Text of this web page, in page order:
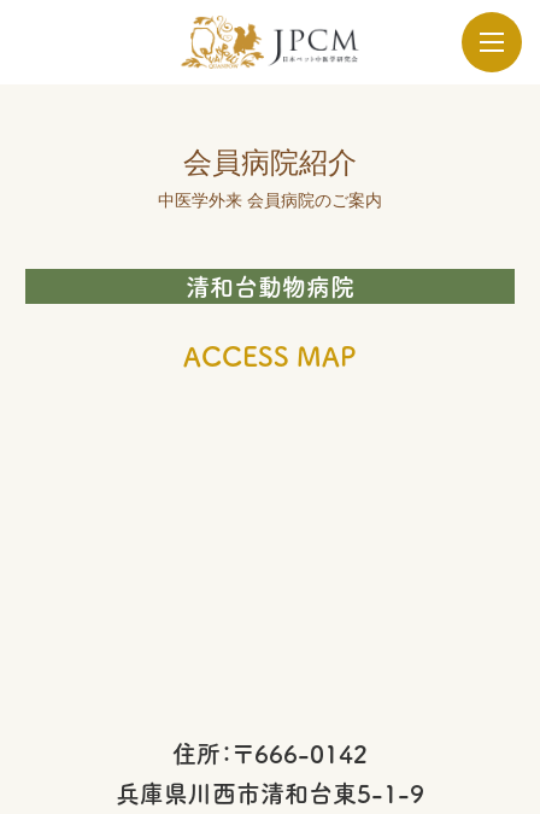
会員病院紹介
中医学外来 会員病院のご案内
清和台動物病院
ACCESS MAP
住所：〒666-0142
兵庫県川西市清和台東5-1-9